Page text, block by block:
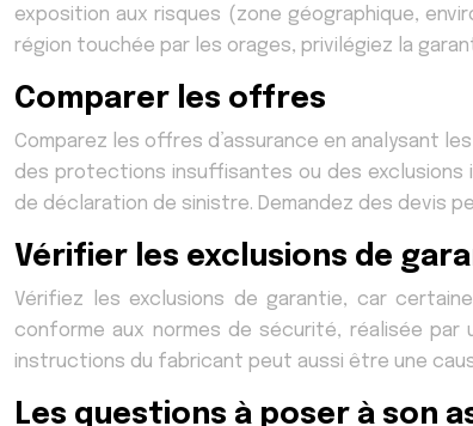
exposition aux risques (zone géographique,
région touchée par les orages, privilégiez la
Comparer les offres
Comparez les offres d’assurance en analysant
des protections insuffisantes ou des
de déclaration de sinistre. Demandez des devis
Vérifier les exclusions de
Vérifiez les exclusions de garantie, car
conforme aux normes de sécurité, réalisée
instructions du fabricant peut aussi être une
Les questions à poser à son